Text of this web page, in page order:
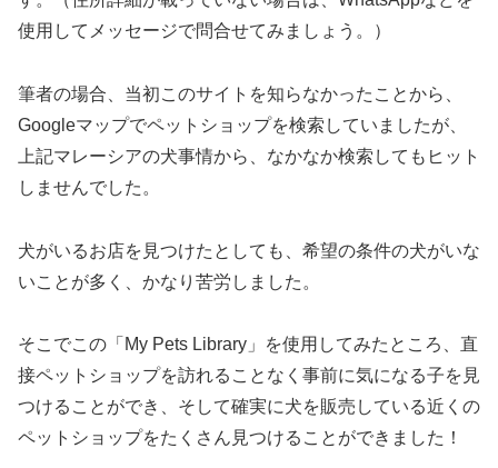
使用してメッセージで問合せてみましょう。）
筆者の場合、当初このサイトを知らなかったことから、
Googleマップでペットショップを検索していましたが、
上記マレーシアの犬事情から、なかなか検索してもヒット
しませんでした。
犬がいるお店を見つけたとしても、希望の条件の犬がいな
いことが多く、かなり苦労しました。
そこでこの「My Pets Library」を使用してみたところ、直
接ペットショップを訪れることなく事前に気になる子を見
つけることができ、そして確実に犬を販売している近くの
ペットショップをたくさん見つけることができました！